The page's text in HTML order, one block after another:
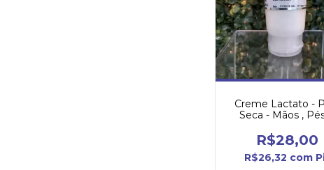
Creme Lactato -
Seca - Mãos ,
R$28,00
R$26,32 com